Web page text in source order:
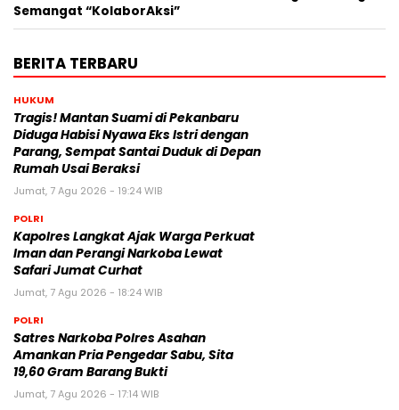
Semangat “KolaborAksi”
BERITA TERBARU
HUKUM
Tragis! Mantan Suami di Pekanbaru
Diduga Habisi Nyawa Eks Istri dengan
Parang, Sempat Santai Duduk di Depan
Rumah Usai Beraksi
Jumat, 7 Agu 2026 - 19:24 WIB
POLRI
Kapolres Langkat Ajak Warga Perkuat
Iman dan Perangi Narkoba Lewat
Safari Jumat Curhat
Jumat, 7 Agu 2026 - 18:24 WIB
POLRI
Satres Narkoba Polres Asahan
Amankan Pria Pengedar Sabu, Sita
19,60 Gram Barang Bukti
Jumat, 7 Agu 2026 - 17:14 WIB